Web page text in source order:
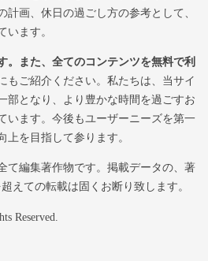
画、休日の過ごし方の参考として、
います。
。また、全てのコンテンツを無料で利
もご紹介ください。私たちは、当サイ
部となり、より豊かな時間を過ごすお
います。今後もユーザーニーズを第一
上を目指して参ります。
て編集著作物です。掲載データの、著
えての転載は固くお断り致します。
Reserved.